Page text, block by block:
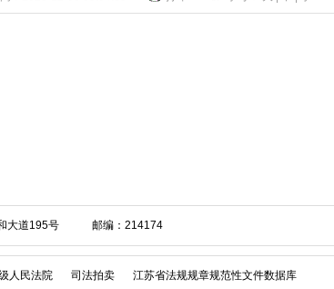
和大道195号 邮编：214174
人民法院 司法拍卖 江苏省法规规章规范性文件数据库